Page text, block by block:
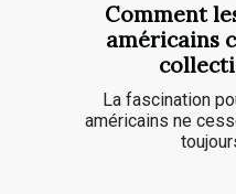
Comment
américains
La fascination
américains ne